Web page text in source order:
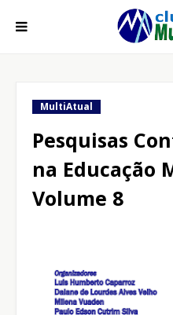
MultiAtual
Pesquisas
na Educação
Volume 8